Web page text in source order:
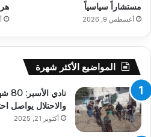
مستشاراً سياسياً
أغسطس 9, 2026
المواضيع الأكثر شهرة
والاحتلال يواصل
أكتوبر 21, 2025